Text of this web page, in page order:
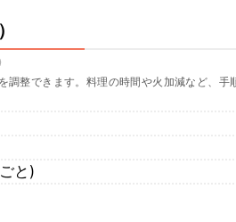
調整できます。料理の時間や火加減など、手
と)